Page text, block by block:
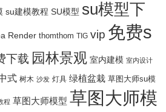
su建模教程 SU模型 su模型下
Render thomthom TIG vip 免费s
下载 园林景观 室内建模 室内设计
式 树木 沙发 灯具 绿植盆栽 草图大师su模
程 草图大师模型 草图大师模